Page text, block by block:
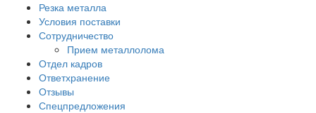
Резка металла
Условия поставки
Сотрудничество
Прием металлолома
Отдел кадров
Ответхранение
Отзывы
Спецпредложения